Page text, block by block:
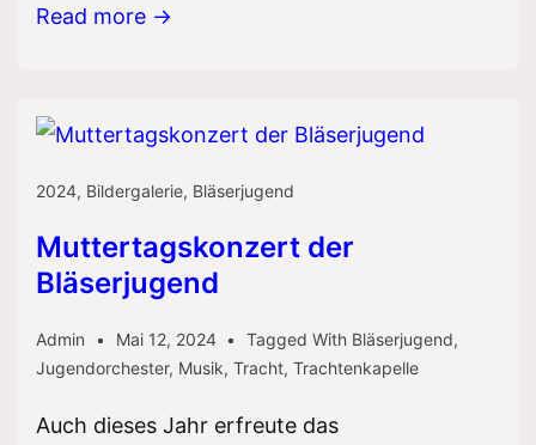
Sommerkonzert
Großes
Read more →
2024, Bildergalerie, Bläserjugend
Muttertagskonzert der
Bläserjugend
Admin Mai 12, 2024 Tagged With Bläserjugend,
Jugendorchester, Musik, Tracht, Trachtenkapelle
Auch dieses Jahr erfreute das